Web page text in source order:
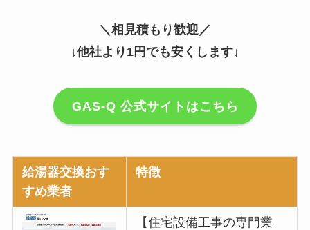
＼相見積もり歓迎／
↓他社より1円でも安くします↓
GAS-Q 公式サイトはこちら
給湯器交換おす
すめ業者
特徴
【住宅設備工事の専門業